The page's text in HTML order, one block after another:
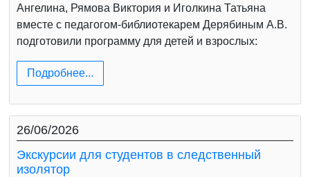
Ангелина, Рямова Виктория и Иголкина Татьяна
вместе с педагогом-библиотекарем Дерябиным А.В.
подготовили программу для детей и взрослых:
Подробнее...
26/06/2026
Экскурсии для студентов в следственный
изолятор